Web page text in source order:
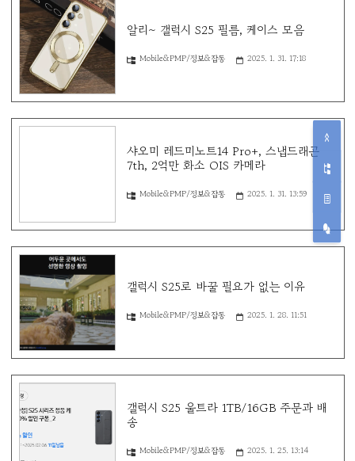
알리~ 갤럭시 S25 필름, 케이스 모음
Mobile&PMP/정보&잡동 2025. 1. 31. 17:18
샤오미 레드미노트14 Pro+, 스냅드래곤
7th, 2억만 화소 OIS 카메라
Mobile&PMP/정보&잡동 2025. 1. 31. 13:59
갤럭시 S25로 바꿀 필요가 없는 이유
Mobile&PMP/정보&잡동 2025. 1. 28. 11:51
갤럭시 S25 울트라 1TB/16GB 주문과 배
송
Mobile&PMP/정보&잡동 2025. 1. 25. 13:14